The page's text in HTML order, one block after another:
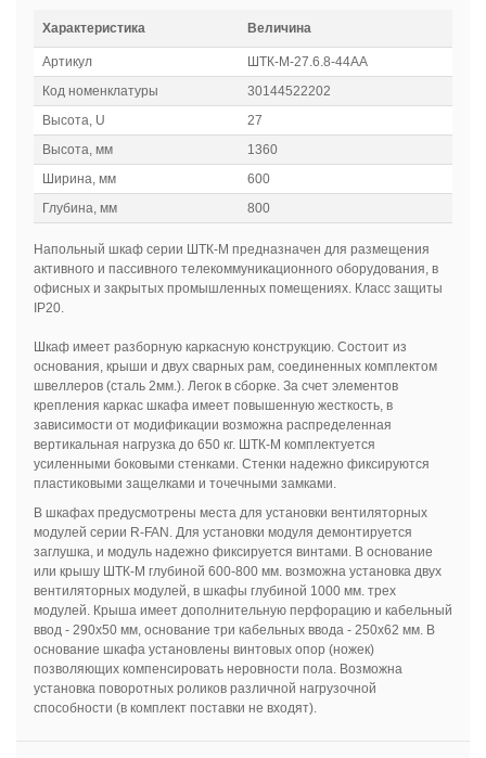
Характеристика Величина
Артикул
ШТК-М-27.6.8-44АА
Код номенклатуры
30144522202
Высота, U
27
Высота, мм
1360
Ширина, мм
600
Глубина, мм
800
Напольный шкаф серии ШТК-М предназначен для размещения
активного и пассивного телекоммуникационного оборудования, в
офисных и закрытых промышленных помещениях. Класс защиты
IP20.
Шкаф имеет разборную каркасную конструкцию. Состоит из
основания, крыши и двух сварных рам, соединенных комплектом
швеллеров (сталь 2мм.). Легок в сборке. За счет элементов
крепления каркас шкафа имеет повышенную жесткость, в
зависимости от модификации возможна распределенная
вертикальная нагрузка до 650 кг. ШТК-М комплектуется
усиленными боковыми стенками. Стенки надежно фиксируются
пластиковыми защелками и точечными замками.
В шкафах предусмотрены места для установки вентиляторных
модулей серии R-FAN. Для установки модуля демонтируется
заглушка, и модуль надежно фиксируется винтами. В основание
или крышу ШТК-М глубиной 600-800 мм. возможна установка двух
вентиляторных модулей, в шкафы глубиной 1000 мм. трех
модулей. Крыша имеет дополнительную перфорацию и кабельный
ввод - 290х50 мм, основание три кабельных ввода - 250х62 мм. В
основание шкафа установлены винтовых опор (ножек)
позволяющих компенсировать неровности пола. Возможна
установка поворотных роликов различной нагрузочной
способности (в комплект поставки не входят).